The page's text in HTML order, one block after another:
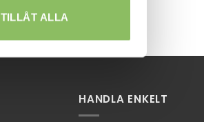
TILLÅT ALLA
HANDLA ENKELT